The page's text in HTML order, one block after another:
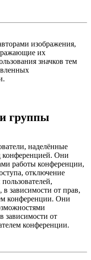
изображения,
их
значков тем
группы
наделённые
конференцией. Они
работы конференции,
отключение
в зависимости от прав,
конференции. Они
зависимости от
конференции.